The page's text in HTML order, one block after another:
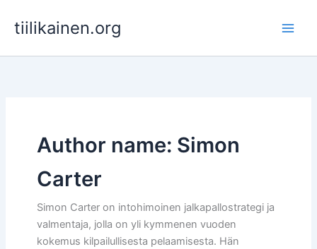
tiilikainen.org
Author name: Simon
Carter
Simon Carter on intohimoinen jalkapallostrategi ja
valmentaja, jolla on yli kymmenen vuoden
kokemus kilpailullisesta pelaamisesta. Hän